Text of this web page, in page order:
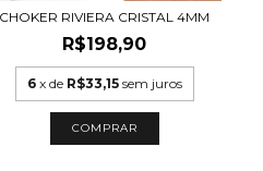
CHOKER RIVIERA CRISTAL 4MM
R$198,90
6 x de R$33,15 sem juros
COMPRAR